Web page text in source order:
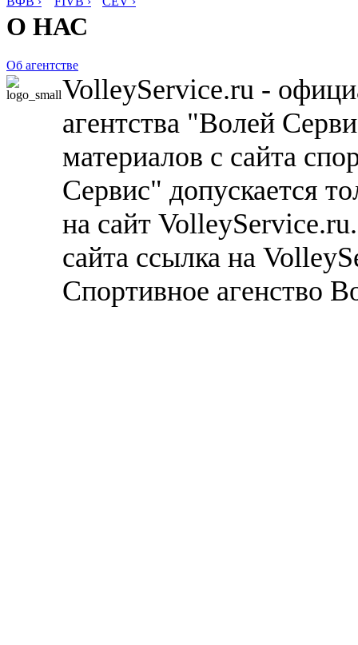
О НАС
Об агентстве
VolleyService.ru -
агентства "Волей
материалов с сайта
Сервис" допускается
на сайт
сайта ссылка на
Спортивное агенство